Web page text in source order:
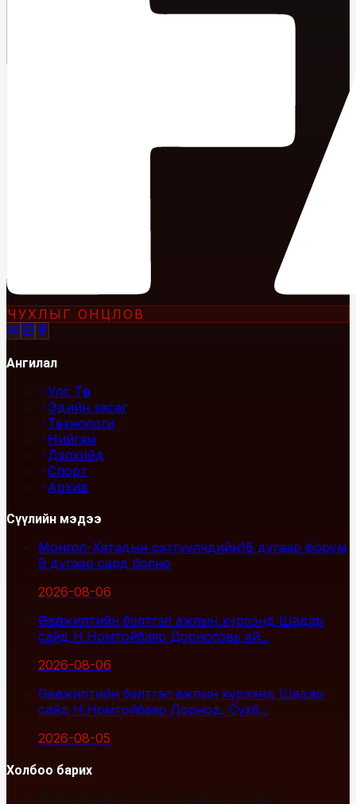
ЧУХЛЫГ ОНЦЛОВ
Ангилал
Улс Төр
Эдийн засаг
Технологи
Нийгэм
Дэлхийд
Спорт
Архив
Сүүлийн мэдээ
Монгол-Хятадын сэтгүүлчдийн16 дугаар форум
9 дүгээр сард болно
2026-08-06
Өвөлжилтийн бэлтгэл ажлын хүрээнд Шадар
сайд Н.Номтойбаяр Дорноговь ай...
2026-08-06
Өвөлжилтийн бэлтгэл ажлын хүрээнд Шадар
сайд Н.Номтойбаяр Дорнод, Сүхб...
2026-08-05
Холбоо барих